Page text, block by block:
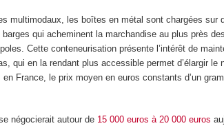
multimodaux, les boîtes en métal sont chargées sur
qui acheminent la marchandise au plus près
Cette conteneurisation présente l’intérêt de
qui en la rendant plus accessible permet d’élargir le
France, le prix moyen en euros constants d’un
négocierait autour de 15 000 euros à 20 000 euros